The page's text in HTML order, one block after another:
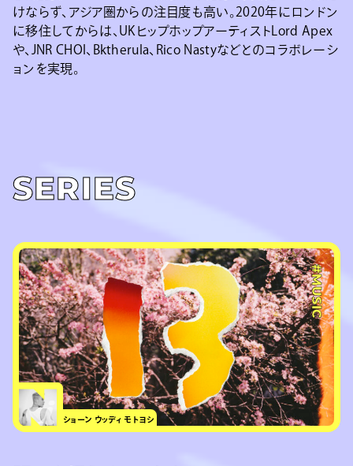
けならず、アジア圏からの注目度も高い。2020年にロンドン
に移住してからは、UKヒップホップアーティストLord Apex
や、JNR CHOI、Bktherula、Rico Nastyなどとのコラボレーシ
ョンを実現。
SERIES
#MUSIC
ショーン ウッディ モトヨシ